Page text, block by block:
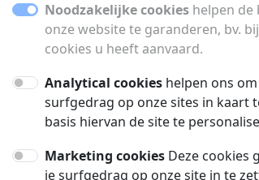
en
Noodzakelijke cookies helpen de
onze website te garanderen, bv.
cookies u heeft aanvaard.
Analytical cookies helpen ons
surfgedrag op onze sites in kaart
basis hiervan de site te
Marketing cookies Deze cookies
je surfgedrag op onze site in te